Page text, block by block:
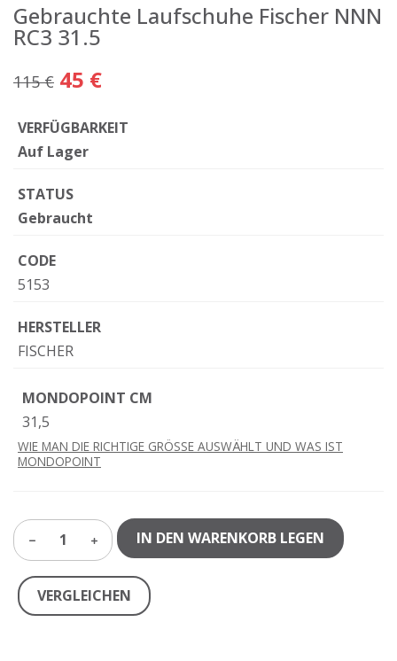
Gebrauchte Laufschuhe Fischer NNN
RC3 31.5
115 € 45 €
VERFÜGBARKEIT
Auf Lager
STATUS
Gebraucht
CODE
5153
HERSTELLER
FISCHER
MONDOPOINT CM
31,5
WIE MAN DIE RICHTIGE GRÖSSE AUSWÄHLT UND WAS IST
MONDOPOINT
1 IN DEN WARENKORB LEGEN
VERGLEICHEN